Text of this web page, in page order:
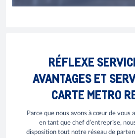
RÉFLEXE
AVANTAGES ET
CARTE METRO
Parce que nous avons à cœur de vous
en tant que chef d’entreprise,
disposition tout notre réseau de